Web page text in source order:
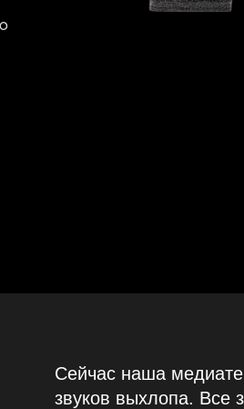
Сейчас наша
звуков выхлопа. Все